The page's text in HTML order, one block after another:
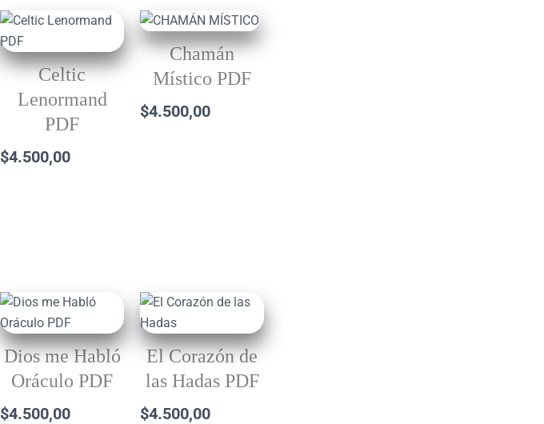
Celtic
Lenormand
PDF
$4.500,00
Chamán
Místico PDF
$4.500,00
Dios me Habló
Oráculo PDF
$4.500,00
El Corazón de
las Hadas PDF
$4.500,00